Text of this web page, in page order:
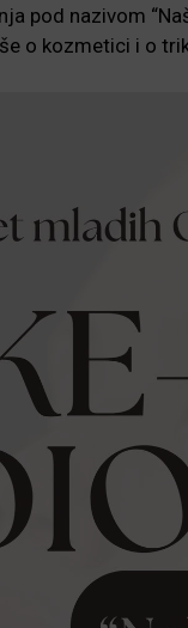
pod nazivom
o kozmetici i o